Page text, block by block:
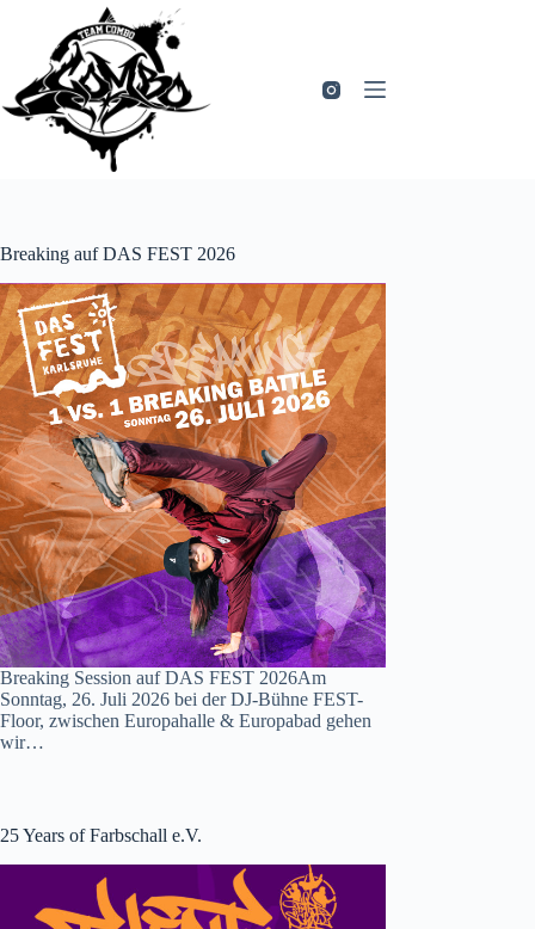
springen
Breaking auf DAS FEST 2026
Breaking Session auf DAS FEST 2026Am
Sonntag, 26. Juli 2026 bei der DJ-Bühne FEST-
Floor, zwischen Europahalle & Europabad gehen
wir…
25 Years of Farbschall e.V.